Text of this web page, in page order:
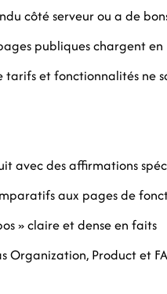
côté serveur ou a de
publiques chargent en
tarifs et fonctionnalités ne
avec des affirmations
aux pages de
» claire et dense en faits
Organization, Product et